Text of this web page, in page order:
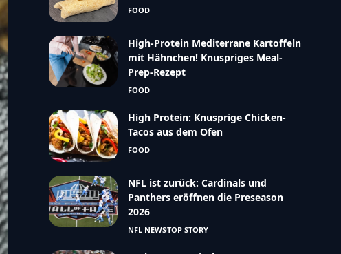
FOOD
High-Protein Mediterrane Kartoffeln
mit Hähnchen! Knuspriges Meal-
Prep-Rezept
FOOD
High Protein: Knusprige Chicken-
Tacos aus dem Ofen
FOOD
NFL ist zurück: Cardinals und
Panthers eröffnen die Preseason
2026
NFL NEWSTOP STORY